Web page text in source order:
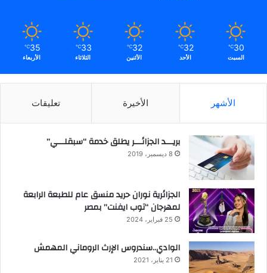
30
℃
السبت
32
℃
الأحد
32
℃
الأثنين
33
℃
الثلاثاء
35
℃
الأربعاء
الأشهر الأخيرة تعليقات
بريـــد الجزائـــر يطلق خدمة “سبقلـــي”
8 ديسمبر، 2019
الجزائرية نوران حريد منسق عام للطبعة الرابعة
لمهرجان “توب ايفنت” بمصر
25 فبراير، 2024
الوادي..سندروس الإرث الروماني المهمش
21 يناير، 2021